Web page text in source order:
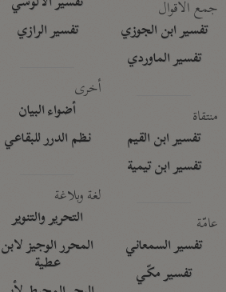
جمع الأقوال
تفسير ابن الجوزي
تفسير الماوردي
منتقاة
تفسير ابن القيم
تفسير ابن تيمية
عامّة
تفسير السمعاني
تفسير مكّي
تفسير الرازي
أخرى
أضواء البيان
نظم الدرر للبقاعي
لغة وبلاغة
التحرير والتنوير
المحرر الوجيز لابن
عطية